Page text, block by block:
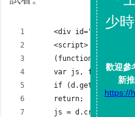
<div id="fb-
    <script>
(function(d, s, id)
var js, fjs =
if
    return;
js =